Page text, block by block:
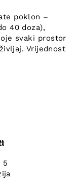
poklon –
40 doza),
svaki prostor
Vrijednost
5